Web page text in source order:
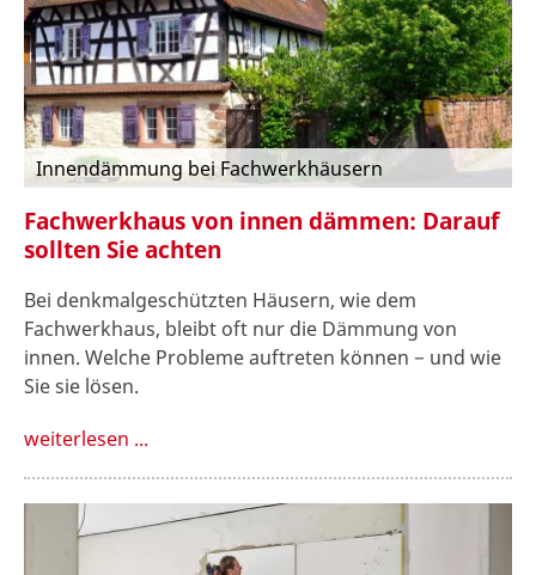
Innendämmung bei Fachwerkhäusern
Fachwerkhaus von innen dämmen: Darauf
sollten Sie achten
Bei denkmalgeschützten Häusern, wie dem
Fachwerkhaus, bleibt oft nur die Dämmung von
innen. Welche Probleme auftreten können − und wie
Sie sie lösen.
weiterlesen ...